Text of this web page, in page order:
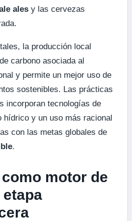
ales y las cervezas
la producción local
carbono asociada al
y permite un mejor uso de
sostenibles. Las prácticas
incorporan tecnologías de
hídrico y un uso más racional
con las metas globales de
.
motor de